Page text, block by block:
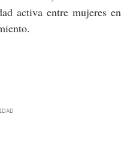
activa entre mujeres en